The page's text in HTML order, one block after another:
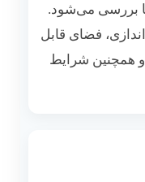
بررسی می‌شود.
فضای قابل
همچنین شرایط